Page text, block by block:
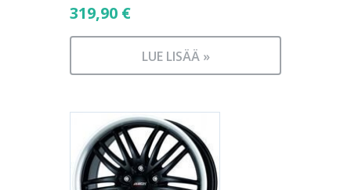
319,90 €
LUE LISÄÄ »